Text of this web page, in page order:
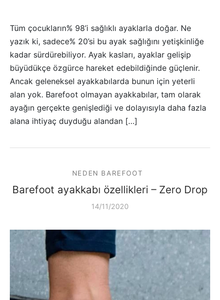
Tüm çocukların% 98’i sağlıklı ayaklarla doğar. Ne
yazık ki, sadece% 20’si bu ayak sağlığını yetişkinliğe
kadar sürdürebiliyor. Ayak kasları, ayaklar gelişip
büyüdükçe özgürce hareket edebildiğinde güçlenir.
Ancak geleneksel ayakkabılarda bunun için yeterli
alan yok. Barefoot olmayan ayakkabılar, tam olarak
ayağın gerçekte genişlediği ve dolayısıyla daha fazla
alana ihtiyaç duyduğu alandan […]
NEDEN BAREFOOT
Barefoot ayakkabı özellikleri – Zero Drop
14/11/2020